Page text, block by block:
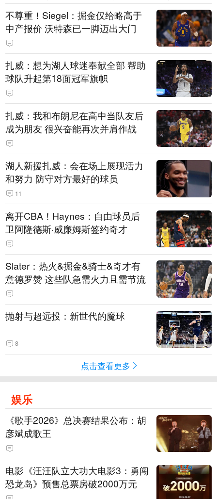
不尊重！Siegel：掘金仅给略高于
中产报价 沃特森已一脚迈出大门
扎威：想为湖人球迷奉献全部 帮助
球队升起第18面冠军旗帜
扎威：我和布朗尼在高中当队友后
成为朋友 很兴奋能再次并肩作战
湖人新援扎威：会在场上展现活力
和努力 防守对方最好的球员
11
离开CBA！Haynes：自由球员后
卫阿隆德斯·威廉姆斯签约奇才
Slater：热火&掘金&骑士&奇才有
意德罗赞 这些队急需火力且需节流
抛射与超远投：新世代的魔球
8
点击查看更多
娱乐
《歌手2026》总决赛结果公布：胡
彦斌成歌王
电影《汪汪队立大功大电影3：勇闯
恐龙岛》预售总票房破2000万元